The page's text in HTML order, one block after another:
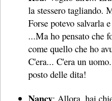
la stessero tagliando.
Forse potevo salvarla
...Ma ho pensato che
come quello che ho
C'era... C'era un
posto delle dita!
Nancy: Allora, hai